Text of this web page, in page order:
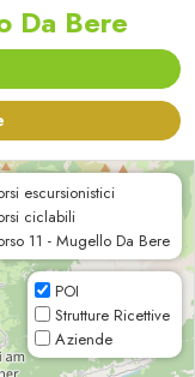
Da Bere
escursionistici
ciclabili
11 - Mugello Da Bere
POI
Strutture Ricettive
Aziende